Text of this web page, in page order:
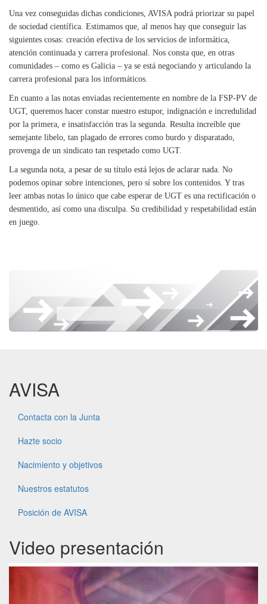
Una vez conseguidas dichas condiciones, AVISA podrá priorizar su papel
de sociedad científica. Estimamos que, al menos hay que conseguir las
siguientes cosas: creación efectiva de los servicios de informática,
atención continuada y carrera profesional. Nos consta que, en otras
comunidades – como es Galicia – ya se está negociando y articulando la
carrera profesional para los informáticos.
En cuanto a las notas enviadas recientemente en nombre de la FSP-PV de
UGT, queremos hacer constar nuestro estupor, indignación e incredulidad
por la primera, e insatisfacción tras la segunda. Resulta increíble que
semejante libelo, tan plagado de errores como burdo y disparatado,
provenga de un sindicato tan respetado como UGT.
La segunda nota, a pesar de su título está lejos de aclarar nada. No
podemos opinar sobre intenciones, pero sí sobre los contenidos. Y tras
leer ambas notas lo único que cabe esperar de UGT es una rectificación o
desmentido, así como una disculpa. Su credibilidad y respetabilidad están
en juego.
AVISA
Contacta con la Junta
Hazte socio
Nacimiento y objetivos
Nuestros estatutos
Posición de AVISA
Video presentación